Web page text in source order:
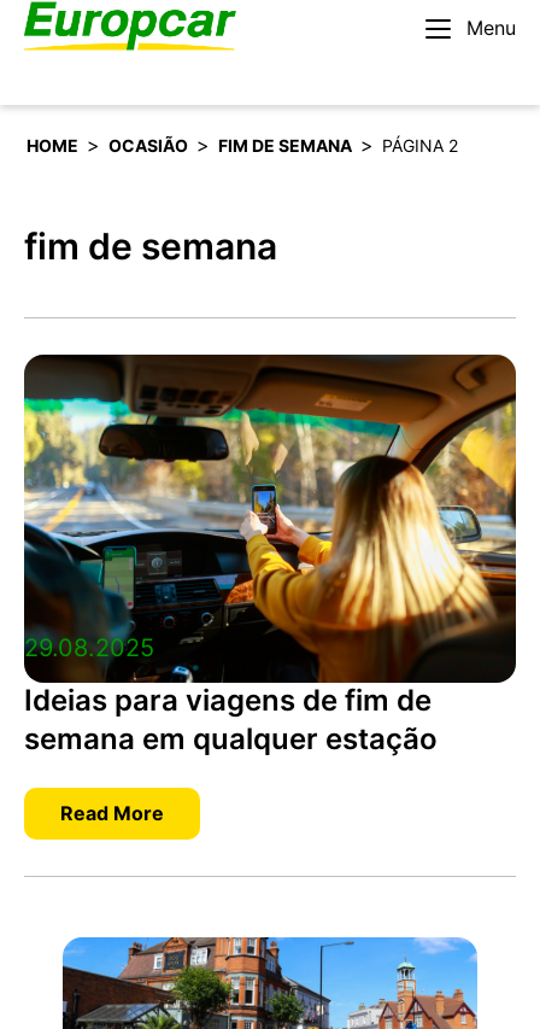
Menu
Português
HOME > OCASIÃO > FIM DE SEMANA > PÁGINA 2
fim de semana
29.08.2025
Ideias para viagens de fim de
semana em qualquer estação
Read More